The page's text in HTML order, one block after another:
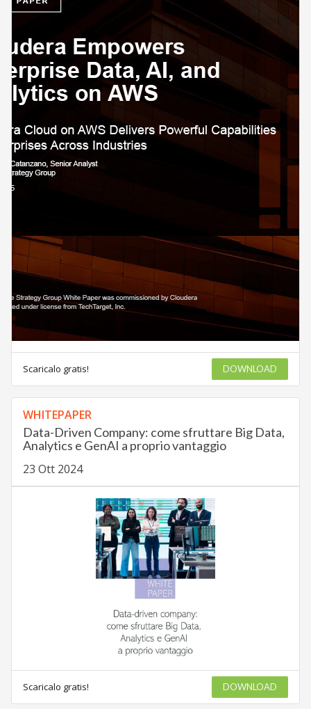
Scaricalo gratis! DOWNLOAD
WHITEPAPER
Data-Driven Company: come sfruttare Big Data,
Analytics e GenAI a proprio vantaggio
23 Ott 2024
Scaricalo gratis! DOWNLOAD